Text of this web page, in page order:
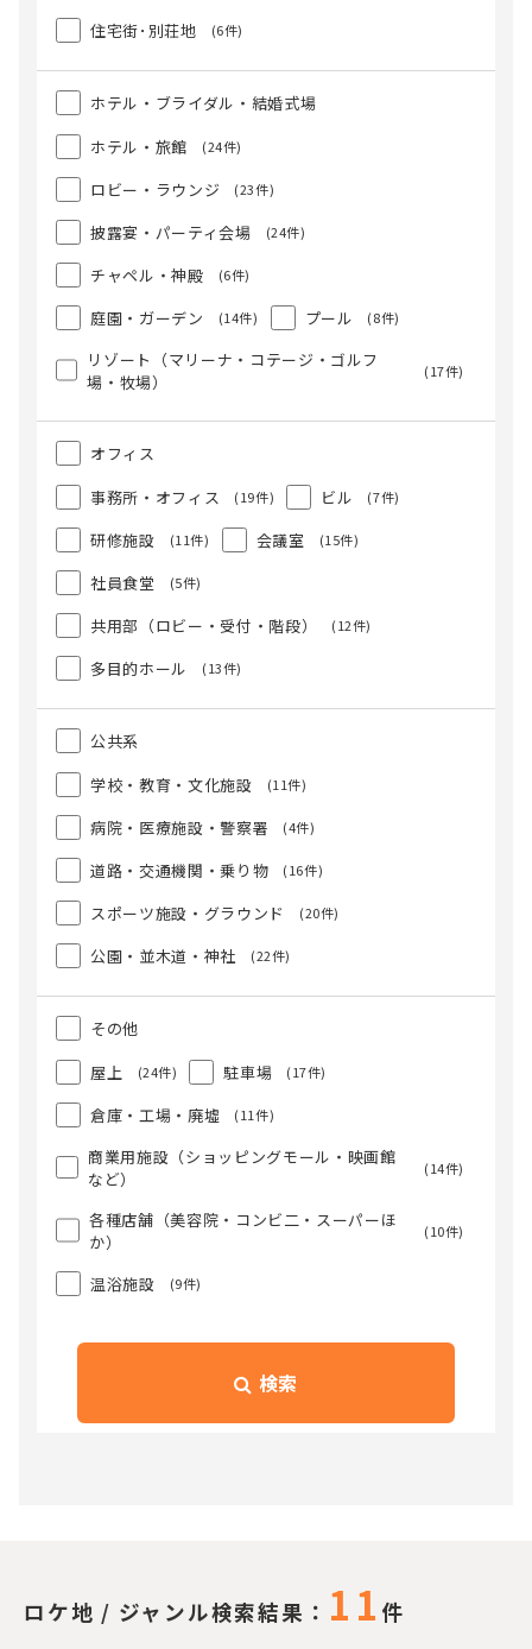
住宅街･別荘地 (6件)
ホテル・ブライダル・結婚式場
ホテル・旅館
(24件)
ロビー・ラウンジ (23件)
披露宴・パーティ会場 (24件)
チャペル・神殿 (6件)
庭園・ガーデン (14件) プール (8件)
リゾート（マリーナ・コテージ・ゴルフ
場・牧場）
(17件)
オフィス
事務所・オフィス
(19件) ビル (7件)
研修施設 (11件) 会議室 (15件)
社員食堂 (5件)
共用部（ロビー・受付・階段） (12件)
多目的ホール (13件)
公共系
学校・教育・文化施設
(11件)
病院・医療施設・警察署 (4件)
道路・交通機関・乗り物 (16件)
スポーツ施設・グラウンド (20件)
公園・並木道・神社 (22件)
その他
屋上
(24件) 駐車場 (17件)
倉庫・工場・廃墟 (11件)
商業用施設（ショッピングモール・映画館
など）
(14件)
各種店舗（美容院・コンビ二・スーパーほ
か）
(10件)
温浴施設 (9件)
検索
ロケ地 / ジャンル検索結果： 11 件